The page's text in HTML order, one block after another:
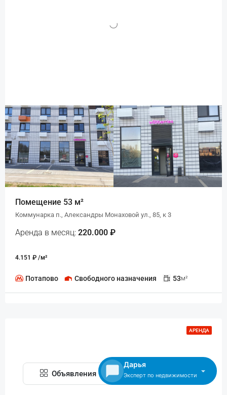
Помещение 53 м²
Коммунарка п., Александры Монаховой ул., 85, к 3
Аренда в месяц: 220.000 ₽
4.151 ₽ /м²
Потапово Свободного назначения 53м²
АРЕНДА
Объявления Просмотр карты
Дарья
Эксперт по недвижимости